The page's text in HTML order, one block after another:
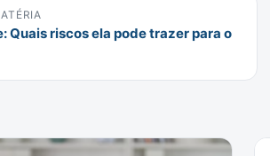
Quais riscos ela pode trazer para o